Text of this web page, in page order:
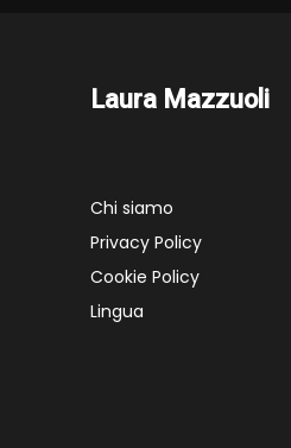
Laura Mazzuoli
Chi siamo
Privacy Policy
Cookie Policy
Lingua